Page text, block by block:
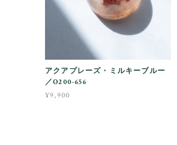
アクアプレーズ・ミルキーブルー
／O200-656
¥9,900